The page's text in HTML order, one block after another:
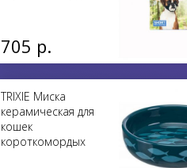
705 р.
TRIXIE Миска
керамическая для
кошек
короткомордых